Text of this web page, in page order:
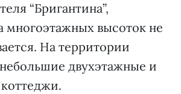
“Бригантина”,
многоэтажных высоток не
На территории
двухэтажные и